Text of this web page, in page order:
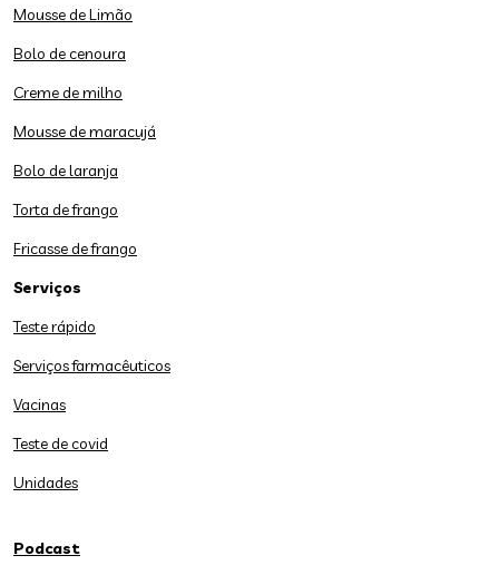
Mousse de Limão
Bolo de cenoura
Creme de milho
Mousse de maracujá
Bolo de laranja
Torta de frango
Fricasse de frango
Serviços
Teste rápido
Serviços farmacêuticos
Vacinas
Teste de covid
Unidades
Podcast